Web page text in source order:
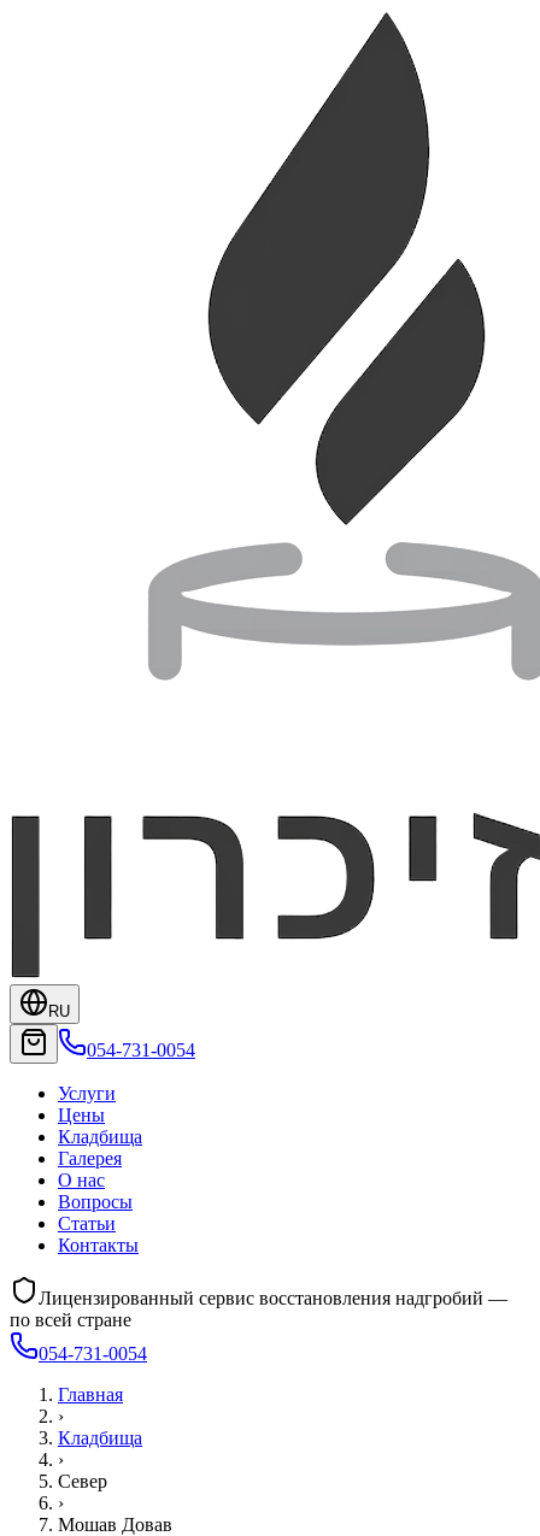
RU
054-731-0054
Услуги
Цены
Кладбища
Галерея
О нас
Вопросы
Статьи
Контакты
Лицензированный сервис восстановления надгробий —
по всей стране
054-731-0054
Главная
›
Кладбища
›
Север
›
Мошав Довав